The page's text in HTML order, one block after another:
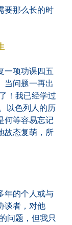
那么长的时
项功课四五
当问题一再出
！我已经学过
以色列人的历
何等容易忘记
故态复萌，所
的个人或与
谈者，对他
问题，但我只